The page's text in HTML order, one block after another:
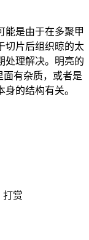
能是由于在多聚甲
切片后组织晾的太
处理解决。明亮的
面有杂质，或者是
的结构有关。
打赏